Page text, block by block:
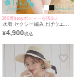
360度sexyボディーを演出♪
水着 セクシー編み上げウエス
トカットアウトモノキニビキニ
¥4,900